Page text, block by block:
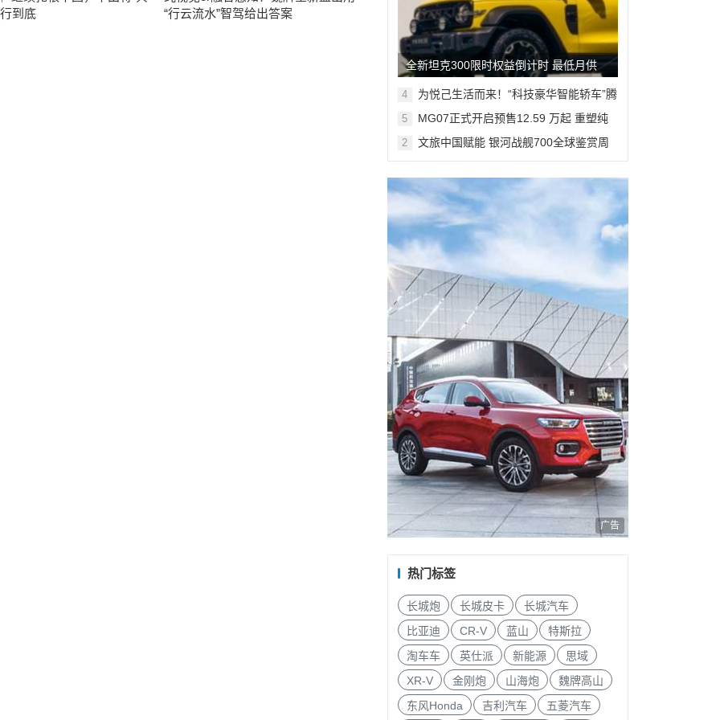
到底
“行云流水”智驾给出答案
全新坦克300限时权益倒计时 最低月供
382元解锁人生大玩具
4
为悦己生活而来！“科技豪华智能轿车”腾
5
MG07正式开启预售12.59 万起 重塑纯
2
文旅中国赋能 银河战舰700全球鉴赏周
广告
热门标签
长城炮 长城皮卡
长城汽车
比亚迪
CR-V 蓝山
特斯拉
淘车车
英仕派 新能源
思域
XR-V
金刚炮 山海炮
魏牌高山
东风Honda
吉利汽车 五菱汽车